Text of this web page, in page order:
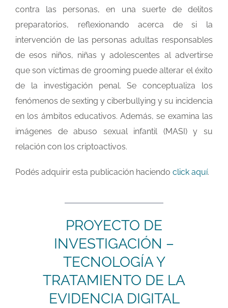
contra las personas, en una suerte de delitos
preparatorios, reflexionando acerca de si la
intervención de las personas adultas responsables
de esos niños, niñas y adolescentes al advertirse
que son víctimas de grooming puede alterar el éxito
de la investigación penal. Se conceptualiza los
fenómenos de sexting y ciberbullying y su incidencia
en los ámbitos educativos. Además, se examina las
imágenes de abuso sexual infantil (MASI) y su
relación con los criptoactivos.
Podés adquirir esta publicación haciendo click aquí.
PROYECTO DE
INVESTIGACIÓN –
TECNOLOGÍA Y
TRATAMIENTO DE LA
EVIDENCIA DIGITAL